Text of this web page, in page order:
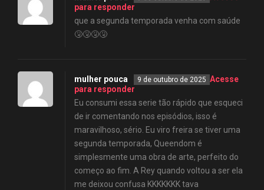
para responder
que a segunda temporada venha com saúde
🤧🤧🤧🤧
mulher pouca 9 de outubro de 2025 Acesse
para responder
Eu consumi essa serie tão rápido que esqueci
de ir comentando nos episódios, isso é
maravilhoso, sério. Eu viro freira se tiver uma
segunda temporada, Queendom é
simplesmente uma obra de arte, perfeito do
começo ao fim. A Rey quando voltou a ser ela
me deixou confusa KKKKKKK tava